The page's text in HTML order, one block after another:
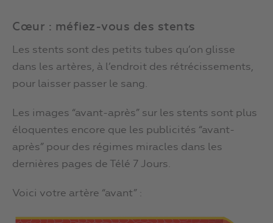
Cœur : méfiez-vous des stents
Les stents sont des petits tubes qu’on glisse
dans les artères, à l’endroit des rétrécissements,
pour laisser passer le sang.
Les images “avant-après” sur les stents sont plus
éloquentes encore que les publicités “avant-
après” pour des régimes miracles dans les
dernières pages de Télé 7 Jours.
Voici votre artère “avant” :